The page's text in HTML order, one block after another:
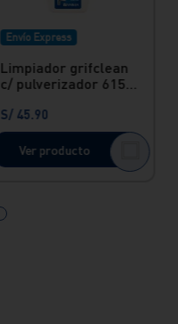
Envío Express
Limpiador grifclean
c/ pulverizador 615
S/ 45.90
Ver producto